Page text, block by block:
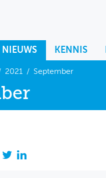
NIEUWS KENNIS
2021/ September